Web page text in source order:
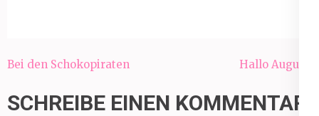
Beitragsnavigation
Bei den Schokopiraten Hallo August!
SCHREIBE EINEN KOMMENTAR